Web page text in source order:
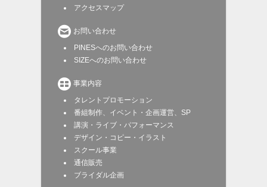
アクセスマップ
 お問い合わせ
PINESへのお問い合わせ
SIZEへのお問い合わせ
 事業内容
タレントプロモーション
番組制作、イベント・企画運営、SP
講演・ライブ・パフォーマンス
デザイン・コピー・イラスト
スクール事業
通信販売
ブライダル企画